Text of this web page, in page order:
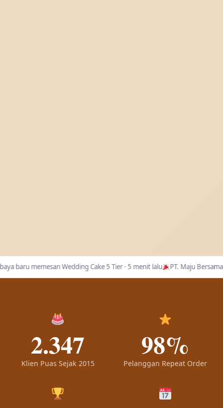
baru memesan Wedding Cake 5 Tier · 5 menit lalu PT. Maju Bersama
2.347
Klien Puas Sejak 2015
98%
Pelanggan Repeat Order